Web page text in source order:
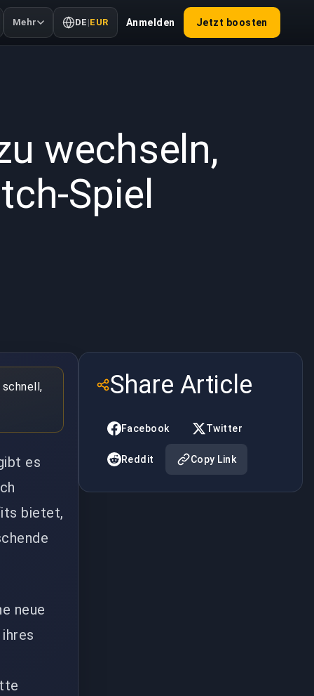
Mehr DE |EUR Anmelden Jetzt boosten
wechseln,
Spiel
es
bietet,
neue
Share Article
Facebook Twitter
Reddit Copy Link